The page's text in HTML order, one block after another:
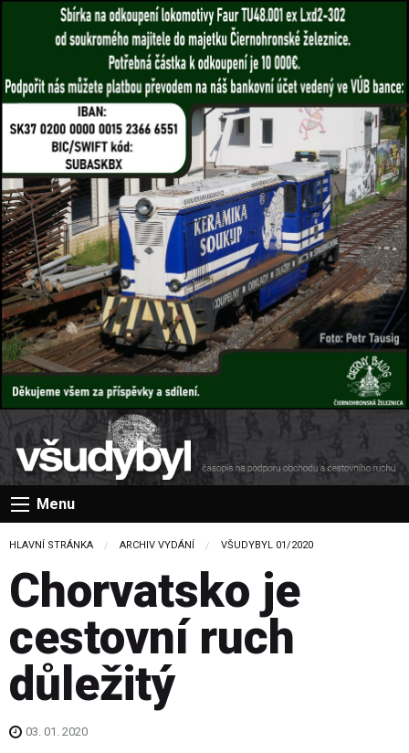
Menu
HLAVNÍ STRÁNKA ARCHIV VYDÁNÍ VŠUDYBYL 01/2020
Chorvatsko je
cestovní ruch
důležitý
03. 01. 2020